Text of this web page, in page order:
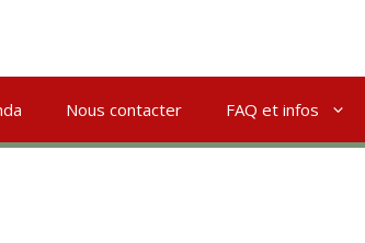
Nous contacter FAQ et infos